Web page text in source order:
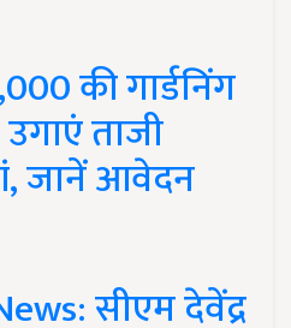
की गार्डनिंग
ताजी
जानें आवेदन
सीएम देवेंद्र